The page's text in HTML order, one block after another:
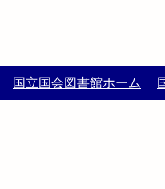
国立国会図書館ホーム